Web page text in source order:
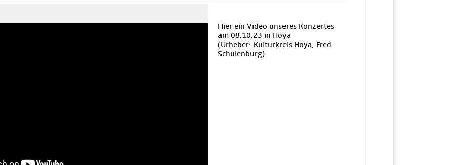
Hier ein Video unseres Konzertes
am 08.10.23 in Hoya
(Urheber: Kulturkreis Hoya, Fred
Schulenburg)